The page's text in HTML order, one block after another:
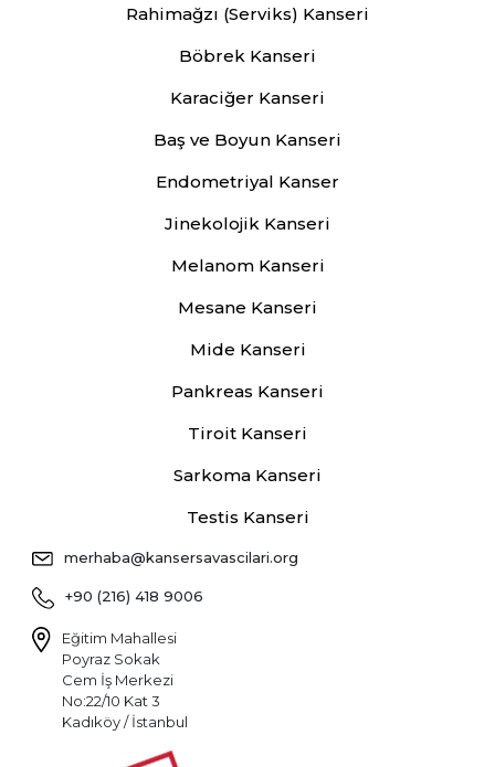
Rahimağzı (Serviks) Kanseri
Böbrek Kanseri
Karaciğer Kanseri
Baş ve Boyun Kanseri
Endometriyal Kanser
Jinekolojik Kanseri
Melanom Kanseri
Mesane Kanseri
Mide Kanseri
Pankreas Kanseri
Tiroit Kanseri
Sarkoma Kanseri
Testis Kanseri
merhaba@kansersavascilari.org
+90 (216) 418 9006
Eğitim Mahallesi
Poyraz Sokak
Cem İş Merkezi
No:22/10 Kat 3
Kadıköy / İstanbul